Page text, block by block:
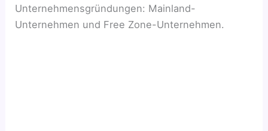
Unternehmensgründungen: Mainland-
Unternehmen und Free Zone-Unternehmen.